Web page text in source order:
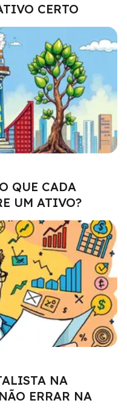
CERTO
QUE CADA
UM ATIVO?
NA
ERRAR NA